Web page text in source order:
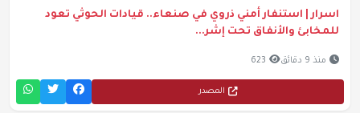
اسرار | استنفار أمني ذروي في صنعاء.. قيادات الحوثي تعود
للمخابئ والأنفاق تحت إشر...
منذ 9 دقائق 623
المصدر